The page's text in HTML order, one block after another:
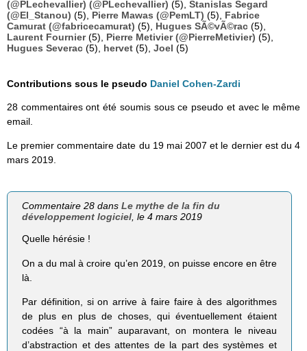
(@PLechevallier) (@PLechevallier) (5), Stanislas Segard
(@El_Stanou) (5), Pierre Mawas (@PemLT) (5), Fabrice
Camurat (@fabricecamurat) (5), Hugues SÃ©vÃ©rac (5),
Laurent Fournier(5), Pierre Metivier (@PierreMetivier) (5),
Hugues Severac (5), hervet (5), Joel (5)
Contributions sous le pseudo Daniel Cohen-Zardi
28 commentaires ont été soumis sous ce pseudo et avec le même
email.
Le premier commentaire date du 19 mai 2007 et le dernier est du 4
mars 2019.
Commentaire 28 dansLe mythe de la fin du
développement logiciel, le 4 mars 2019
Quelle hérésie !
On a du mal à croire qu’en 2019, on puisse encore en être
là.
Par définition, si on arrive à faire faire à des algorithmes
de plus en plus de choses, qui éventuellement étaient
codées “à la main” auparavant, on montera le niveau
d’abstraction et des attentes de la part des systèmes et